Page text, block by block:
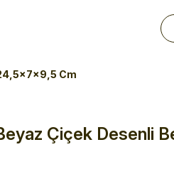
Cm
Çiçek Desenli